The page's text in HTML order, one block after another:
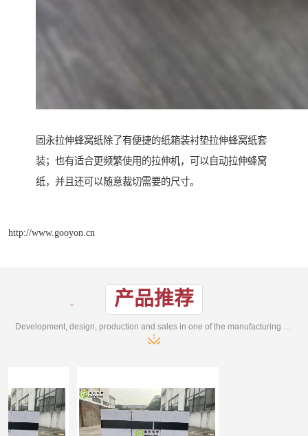
固永拉伸蜂窝纸除了有便捷的纸箱装衬垫拉伸蜂窝纸套
装；也有适合更频繁使用的拉伸机，可以自动拉伸蜂窝
纸，并且还可以随意裁切需要的尺寸。
http://www.gooyon.cn
产品推荐
Development, design, production and sales in one of the manufacturing enterprises